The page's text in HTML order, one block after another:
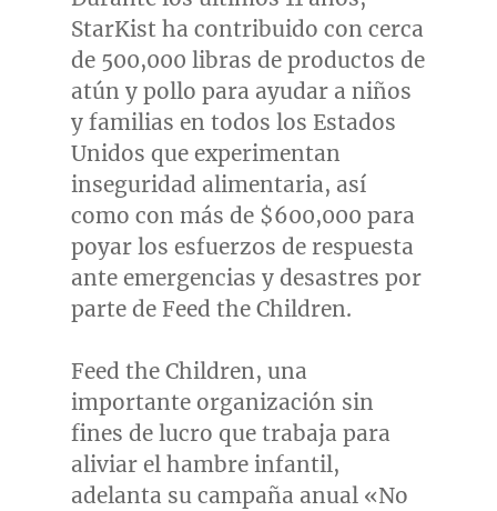
StarKist ha contribuido con cerca
de 500,000 libras de productos de
atún y pollo para ayudar a niños
y familias en todos los Estados
Unidos que experimentan
inseguridad alimentaria, así
como con más de $600,000 para
poyar los esfuerzos de respuesta
ante emergencias y desastres por
parte de Feed the Children.
Feed the Children, una
importante organización sin
fines de lucro que trabaja para
aliviar el hambre infantil,
adelanta su campaña anual «No